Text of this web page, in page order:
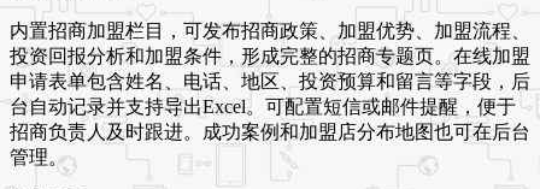
内置招商加盟栏目，可发布招商政策、加盟优势、加盟流程、
投资回报分析和加盟条件，形成完整的招商专题页。在线加盟
申请表单包含姓名、电话、地区、投资预算和留言等字段，后
台自动记录并支持导出Excel。可配置短信或邮件提醒，便于
招商负责人及时跟进。成功案例和加盟店分布地图也可在后台
管理。